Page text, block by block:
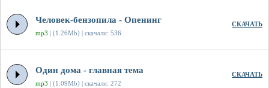
Человек-бензопила - Опенинг
mp3 | (1.26Mb) | скачали: 536
СКАЧАТЬ
Один дома - главная тема
mp3 | (1.09Mb) | скачали: 272
СКАЧАТЬ